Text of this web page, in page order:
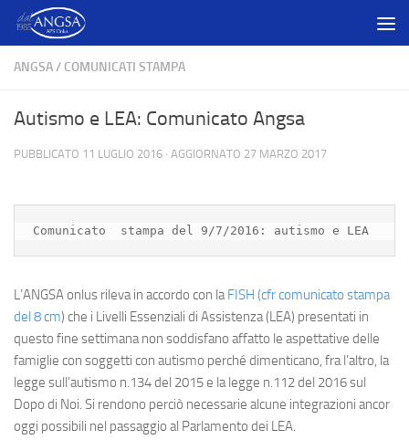
Salta al contenuto
ANGSA/ COMUNICATI STAMPA
Autismo e LEA: Comunicato Angsa
PUBBLICATO 11 LUGLIO 2016 · AGGIORNATO 27 MARZO 2017
Comunicato  stampa del 9/7/2016: autismo e LEA
L’ANGSA onlus rileva in accordo con laFISH (cfr comunicato stampa
del 8 cm) che i Livelli Essenziali di Assistenza (LEA) presentati in
questo fine settimana non soddisfano affatto le aspettative delle
famiglie con soggetti con autismo perché dimenticano, fra l’altro, la
legge sull’autismo n.134 del 2015 e la legge n.112 del 2016 sul
Dopo di Noi. Si rendono perciò necessarie alcune integrazioni ancor
oggi possibili nel passaggio al Parlamento dei LEA.